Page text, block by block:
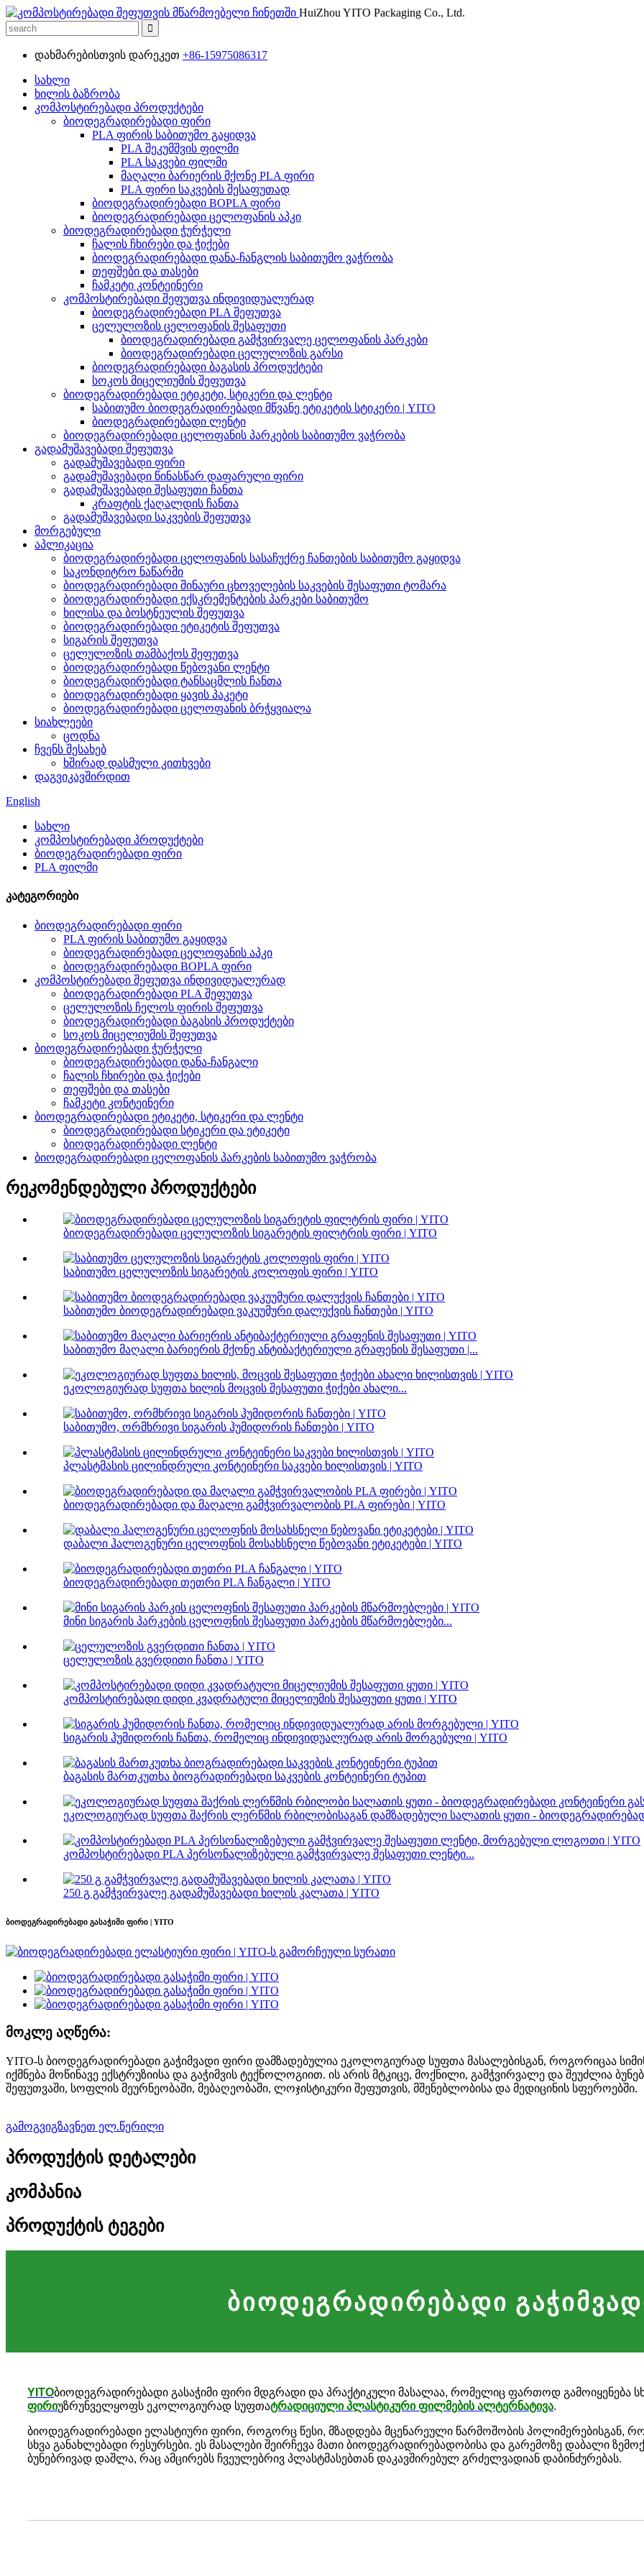
HuiZhou YITO Packaging Co., Ltd.
დახმარებისთვის დარეკეთ +86-15975086317
სახლი
ხილის ბაზრობა
კომპოსტირებადი პროდუქტები
ბიოდეგრადირებადი ფირი
PLA ფირის საბითუმო გაყიდვა
PLA შეკუმშვის ფილმი
PLA საკვები ფილმი
მაღალი ბარიერის მქონე PLA ფირი
PLA ფირი საკვების შესაფუთად
ბიოდეგრადირებადი BOPLA ფირი
ბიოდეგრადირებადი ცელოფანის აპკი
ბიოდეგრადირებადი ჭურჭელი
ჩალის ჩხირები და ჭიქები
ბიოდეგრადირებადი დანა-ჩანგლის საბითუმო ვაჭრობა
თეფშები და თასები
ჩამკეტი კონტეინერი
კომპოსტირებადი შეფუთვა ინდივიდუალურად
ბიოდეგრადირებადი PLA შეფუთვა
ცელულოზის ცელოფანის შესაფუთი
ბიოდეგრადირებადი გამჭვირვალე ცელოფანის პარკები
ბიოდეგრადირებადი ცელულოზის გარსი
ბიოდეგრადირებადი ბაგასის პროდუქტები
სოკოს მიცელიუმის შეფუთვა
ბიოდეგრადირებადი ეტიკეტი, სტიკერი და ლენტი
საბითუმო ბიოდეგრადირებადი მწვანე ეტიკეტის სტიკერი | YITO
ბიოდეგრადირებადი ლენტი
ბიოდეგრადირებადი ცელოფანის პარკების საბითუმო ვაჭრობა
გადამუშავებადი შეფუთვა
გადამუშავებადი ფირი
გადამუშავებადი წინასწარ დაფარული ფირი
გადამუშავებადი შესაფუთი ჩანთა
კრაფტის ქაღალდის ჩანთა
გადამუშავებადი საკვების შეფუთვა
მორგებული
აპლიკაცია
ბიოდეგრადირებადი ცელოფანის სასაჩუქრე ჩანთების საბითუმო გაყიდვა
საკონდიტრო ნაწარმი
ბიოდეგრადირებადი შინაური ცხოველების საკვების შესაფუთი ტომარა
ბიოდეგრადირებადი ექსკრემენტების პარკები საბითუმო
ხილისა და ბოსტნეულის შეფუთვა
ბიოდეგრადირებადი ეტიკეტის შეფუთვა
სიგარის შეფუთვა
ცელულოზის თამბაქოს შეფუთვა
ბიოდეგრადირებადი წებოვანი ლენტი
ბიოდეგრადირებადი ტანსაცმლის ჩანთა
ბიოდეგრადირებადი ყავის პაკეტი
ბიოდეგრადირებადი ცელოფანის ბრჭყვიალა
სიახლეები
ცოდნა
ჩვენს შესახებ
ხშირად დასმული კითხვები
დაგვიკავშირდით
English
სახლი
კომპოსტირებადი პროდუქტები
ბიოდეგრადირებადი ფირი
PLA ფილმი
კატეგორიები
ბიოდეგრადირებადი ფირი
PLA ფირის საბითუმო გაყიდვა
ბიოდეგრადირებადი ცელოფანის აპკი
ბიოდეგრადირებადი BOPLA ფირი
კომპოსტირებადი შეფუთვა ინდივიდუალურად
ბიოდეგრადირებადი PLA შეფუთვა
ცელულოზის ჩელოს ფირის შეფუთვა
ბიოდეგრადირებადი ბაგასის პროდუქტები
სოკოს მიცელიუმის შეფუთვა
ბიოდეგრადირებადი ჭურჭელი
ბიოდეგრადირებადი დანა-ჩანგალი
ჩალის ჩხირები და ჭიქები
თეფშები და თასები
ჩამკეტი კონტეინერი
ბიოდეგრადირებადი ეტიკეტი, სტიკერი და ლენტი
ბიოდეგრადირებადი სტიკერი და ეტიკეტი
ბიოდეგრადირებადი ლენტი
ბიოდეგრადირებადი ცელოფანის პარკების საბითუმო ვაჭრობა
რეკომენდებული პროდუქტები
ბიოდეგრადირებადი ცელულოზის სიგარეტის ფილტრის ფირი | YITO
საბითუმო ცელულოზის სიგარეტის კოლოფის ფირი | YITO
საბითუმო ბიოდეგრადირებადი ვაკუუმური დალუქვის ჩანთები | YITO
საბითუმო მაღალი ბარიერის მქონე ანტიბაქტერიული გრაფენის შესაფუთი |...
ეკოლოგიურად სუფთა ხილის მოცვის შესაფუთი ჭიქები ახალი...
საბითუმო, ორმხრივი სიგარის ჰუმიდორის ჩანთები | YITO
პლასტმასის ცილინდრული კონტეინერი საკვები ხილისთვის | YITO
ბიოდეგრადირებადი და მაღალი გამჭვირვალობის PLA ფირები | YITO
დაბალი ჰალოგენური ცელოფნის მოსახსნელი წებოვანი ეტიკეტები | YITO
ბიოდეგრადირებადი თეთრი PLA ჩანგალი | YITO
მინი სიგარის პარკების ცელოფნის შესაფუთი პარკების მწარმოებლები...
ცელულოზის გვერდითი ჩანთა | YITO
კომპოსტირებადი დიდი კვადრატული მიცელიუმის შესაფუთი ყუთი | YITO
სიგარის ჰუმიდორის ჩანთა, რომელიც ინდივიდუალურად არის მორგებული | YITO
ბაგასის მართკუთხა ბიოგრადირებადი საკვების კონტეინერი ტუპით
ეკოლოგიურად სუფთა შაქრის ლერწმის რბილობისაგან დამზადებული სალათის ყუთი -
კომპოსტირებადი PLA პერსონალიზებული გამჭვირვალე შესაფუთი ლენტი...
250 გ გამჭვირვალე გადამუშავებადი ხილის კალათა | YITO
ბიოდეგრადირებადი გასაჭიმი ფირი | YITO
მოკლე აღწერა:
YITO-ს ბიოდეგრადირებადი გაჭიმვადი ფირი დამზადებულია ეკოლოგიურად სუფთა მასალებისგან, როგორიცაა
იქმნება მოწინავე ექსტრუზიისა და გაჭიმვის ტექნოლოგიით. ის არის მტკიცე, მოქნილი, გამჭვირვალე და შეუძლია
შეფუთვაში, სოფლის მეურნეობაში, მებაღეობაში, ლოჯისტიკური შეფუთვის, მშენებლობისა და მედიცინის სფეროებში.
გამოგვიგზავნეთ ელ.წერილი
პროდუქტის დეტალები
კომპანია
პროდუქტის ტეგები
ბიოდეგრადირებადი
YITOბიოდეგრადირებადი გასაჭიმი ფირი მდგრადი და პრაქტიკული მასალაა, რომელიც ფართოდ გამოიყენება
ფირიუზრუნველყოფს ეკოლოგიურად სუფთატრადიციული პლასტიკური ფილმების ალტერნატივა.
ბიოდეგრადირებადი ელასტიური ფირი, როგორც წესი, მზადდება მცენარეული წარმოშობის პოლიმერებისგან,
სხვა განახლებადი რესურსები. ეს მასალები შეირჩევა მათი ბიოდეგრადირებადობისა და გარემოზე დაბალი
ბუნებრივად დაშლა, რაც ამცირებს ჩვეულებრივ პლასტმასებთან დაკავშირებულ გრძელვადიან დაბინძურებას.